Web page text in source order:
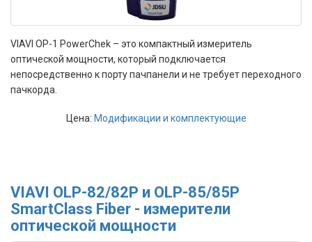
VIAVI OP-1 PowerChek – это компактный измеритель
оптической мощности, который подключается
непосредственно к порту пачпанели и не требует переходного
пачкорда.
Цена: Модификации и комплектующие
VIAVI OLP-82/82P и OLP-85/85P
SmartClass Fiber - измерители
оптической мощности